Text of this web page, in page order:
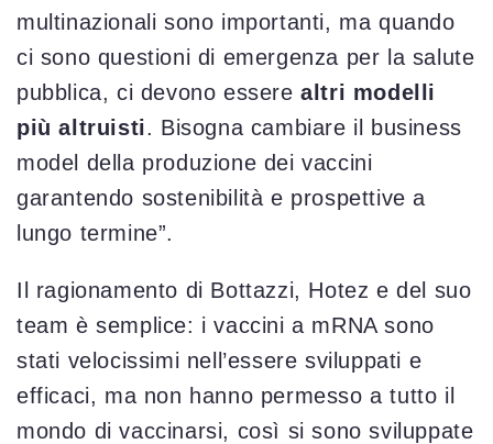
multinazionali sono importanti, ma quando
ci sono questioni di emergenza per la salute
pubblica, ci devono esserealtri modelli
più altruisti. Bisogna cambiare il business
model della produzione dei vaccini
garantendo sostenibilità e prospettive a
lungo termine”.
Il ragionamento di Bottazzi, Hotez e del suo
team è semplice: i vaccini a mRNA sono
stati velocissimi nell’essere sviluppati e
efficaci, ma non hanno permesso a tutto il
mondo di vaccinarsi, così si sono sviluppate